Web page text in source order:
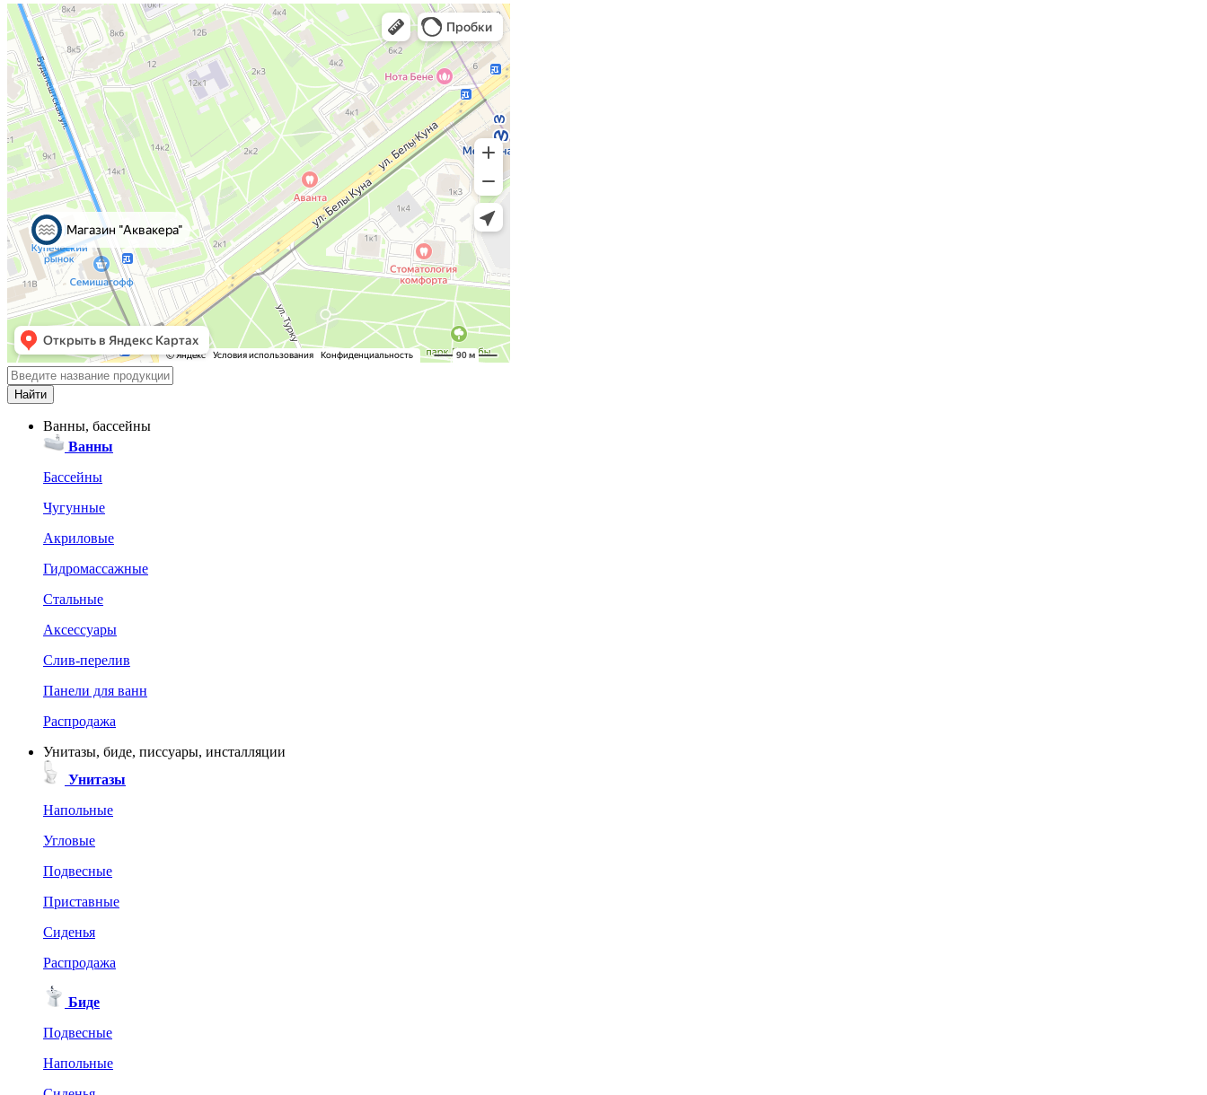
Ванны, бассейны
Ванны
Бассейны
Чугунные
Акриловые
Гидромассажные
Стальные
Аксессуары
Слив-перелив
Панели для ванн
Распродажа
Унитазы, биде, писсуары, инсталляции
Унитазы
Напольные
Угловые
Подвесные
Приставные
Сиденья
Распродажа
Биде
Подвесные
Напольные